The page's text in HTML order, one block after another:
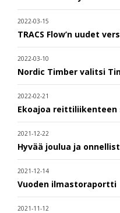
2022-03-15
TRACS Flow’n uudet
2022-03-10
Nordic Timber valitsi
2022-02-21
Ekoajoa reittiliikenteen
2021-12-22
Hyvää joulua ja
2021-12-14
Vuoden ilmastoraportti
2021-11-12